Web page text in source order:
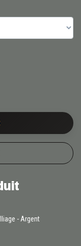
- Argent